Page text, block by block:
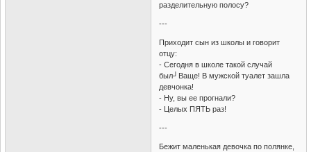
разделительную полосу?
---
Приходит сын из школы и говорит
отцу:
- Сегодня в школе такой случай
был┘Ваще! В мужской туалет зашла
девчонка!
- Hу, вы ее прогнали?
- Целых ПЯТЬ раз!
---
Бежит маленькая девочка по полянке,